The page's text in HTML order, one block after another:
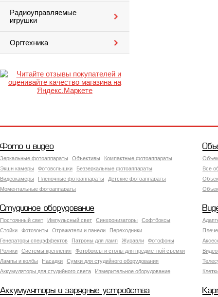
Радиоуправляемые
игрушки
Оргтехника
Фото и видео
Зеркальные фотоаппараты Объективы
Компактные фотоаппараты
Экшн камеры
Фотовспышки
Беззеркальные фотоаппараты
Видеокамеры
Пленочные фотоаппараты
Детские фотоаппараты
Моментальные фотоаппараты
Все
Студийное оборудование
Постоянный свет Импульсный свет Синхронизаторы
Софтбоксы
Стойки
Фотозонты Отражатели и панели
Переходники
Генераторы спецэффектов
Патроны для ламп Журавли
Фотофоны
Ролики
Системы крепления
Фотобоксы и столы для предметной съемки
Лампы и колбы
Насадки
Сумки для студийного оборудования
Аккумуляторы для студийного света
Измерительное оборудование
Аккумуляторы и зарядные устройства